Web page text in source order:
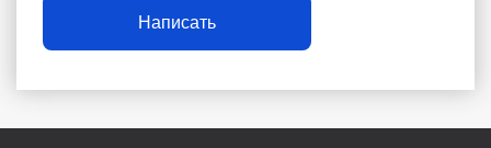
Написать